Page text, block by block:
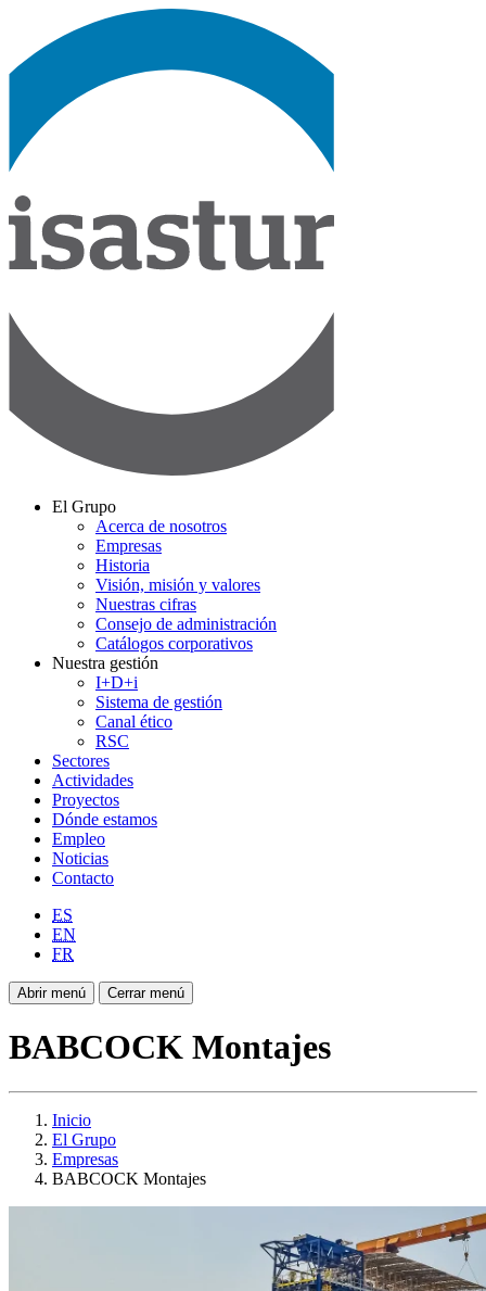
El Grupo
Acerca de nosotros
Empresas
Historia
Visión, misión y valores
Nuestras cifras
Consejo de administración
Catálogos corporativos
Nuestra gestión
I+D+i
Sistema de gestión
Canal ético
RSC
Sectores
Actividades
Proyectos
Dónde estamos
Empleo
Noticias
Contacto
ES
EN
FR
Abrir menú Cerrar menú
BABCOCK Montajes
Inicio
El Grupo
Empresas
BABCOCK Montajes